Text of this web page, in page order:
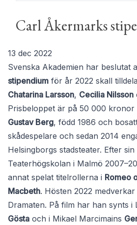
Carl Åkermarks
13 dec 2022
Svenska Akademien har beslutat
stipendium för år 2022 skall
Chatarina Larsson, Cecilia Nilsson
Prisbeloppet är på 50 000 kronor
Gustav Berg, född 1986 och
skådespelare och sedan 2014
Helsingborgs stadsteater. Efter
Teaterhögskolan i Malmö
annat spelat titelrollerna i Romeo
Macbeth. Hösten 2022 medverkar
Dramaten. På film har han synts i
Gösta och i Mikael Marcimains